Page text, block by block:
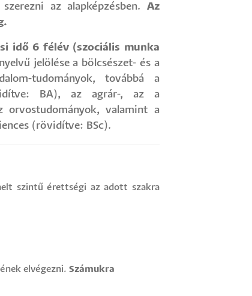
az alapképzésben. Az
idő 6 félév (szociális munka
jelölése a bölcsészet- és a
tudományok, továbbá a
BA), az agrár-, az a
orvostudományok, valamint a
(rövidítve: BSc).
szintű érettségi az adott szakra
elvégezni. Számukra